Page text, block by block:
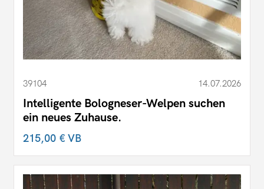
39104 14.07.2026
Intelligente Bologneser-Welpen suchen
ein neues Zuhause.
215,00 €VB